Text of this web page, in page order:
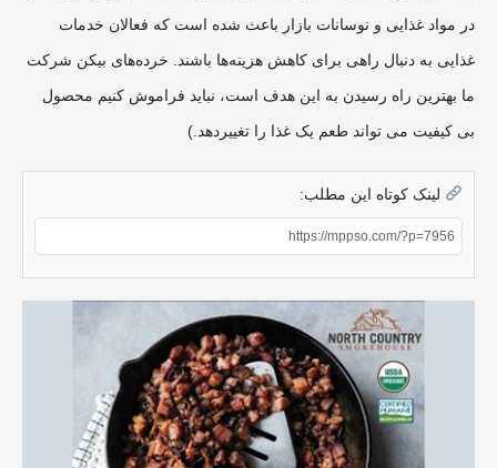
در مواد غذایی و نوسانات بازار باعث شده است که فعالان خدمات
غذایی به دنبال راهی برای کاهش هزینه‌ها باشند. خرده‌های بیکن شرکت
ما بهترین راه رسیدن به این هدف است، نباید فراموش کنیم محصول
بی کیفیت می تواند طعم یک غذا را تغییردهد.)
لینک کوتاه این مطلب: